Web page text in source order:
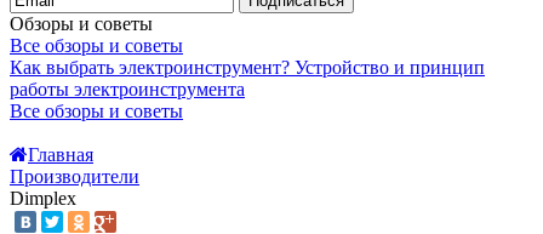
Обзоры и советы
Все обзоры и советы
Как выбрать электроинструмент? Устройство и принцип
работы электроинструмента
Все обзоры и советы
Главная
Производители
Dimplex